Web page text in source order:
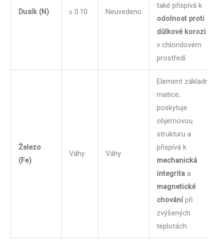
Dusík (N) ≤ 0.10 Neuvedeno
také přispívá k
odolnost proti
důlkové korozi
v chloridovém
prostředí.
Železo
(Fe)
Váhy Váhy
Element základní
matice;
poskytuje
objemovou
strukturu a
přispívá k
mechanická
integrita a
magnetické
chovánípři
zvýšených
teplotách.